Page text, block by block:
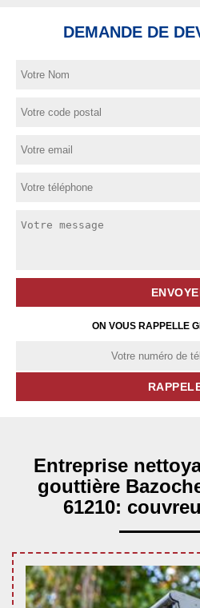
DEMANDE DE
ON VOUS RAPPELLE
Entreprise
gouttière
61210: